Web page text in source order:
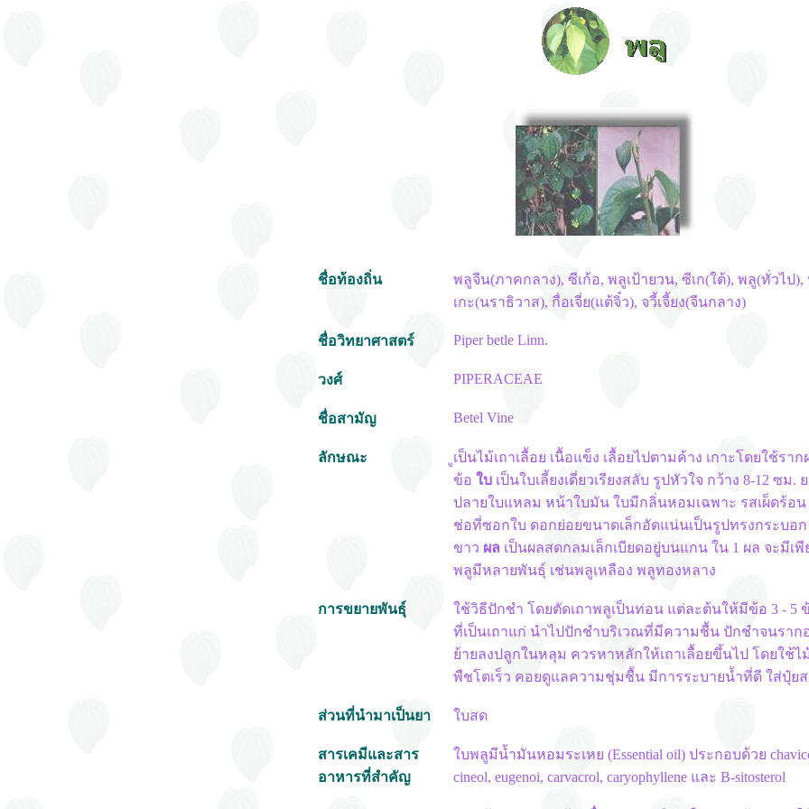
ชื่อท้องถิ่น
พลูจีน(ภาคกลาง), ซีเก้อ, พลูเป้ายวน, ซีเก(ใต้), พลู(ทั่วไป
เกะ(นราธิวาส), กื่อเจี่ย(แต้จิ๋ว), จวี้เจี้ยง(จีนกลาง)
ชื่อวิทยาศาสตร์ Piper betle Linn.
วงศ์ PIPERACEAE
ชื่อสามัญ Betel Vine
ลักษณะ
เป็นไม้เถาเลื้อย เนื้อแข็ง เลื้อยไปตามค้าง เกาะโดยใช้รา
ข้อ ใบ เป็นใบเลี้ยงเดี่ยวเรียงสลับ รูปหัวใจ กว้าง 8-12 ซม.
ปลายใบแหลม หน้าใบมัน ใบมีกลิ่นหอมเฉพาะ รสเผ็ดร้อน
ช่อที่ซอกใบ ดอกย่อยขนาดเล็กอัดแน่นเป็นรูปทรงกระบอก
ขาว ผล เป็นผลสดกลมเล็กเบียดอยู่บนแกน ใน 1 ผล จะมีเพี
พลูมีหลายพันธุ์ เช่นพลูเหลือง พลูทองหลาง
การขยายพันธุ์
ใช้วิธีปักชำ โดยตัดเถาพลูเป็นท่อน แต่ละต้นให้มีข้อ 3 - 5
ที่เป็นเถาแก่ นำไปปักชำบริเวณที่มีความชื้น ปักชำจนราก
ย้ายลงปลูกในหลุม ควรหาหลักให้เถาเลื้อยขึ้นไป โดยใช้
พืชโตเร็ว คอยดูแลความชุ่มชื้น มีการระบายน้ำที่ดี ใส่ปุ๋ย
ส่วนที่นำมาเป็นยา ใบสด
สารเคมีและสาร
อาหารที่สำคัญ
ใบพลูมีน้ำมันหอมระเหย (Essential oil) ประกอบด้วย
cineol, eugenoi, carvacrol, caryophyllene และ B-sitosterol